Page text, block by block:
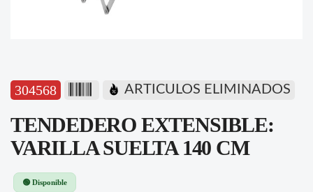
304568 ARTICULOS ELIMINADOS
TENDEDERO EXTENSIBLE:
VARILLA SUELTA 140 CM
🟢 Disponible